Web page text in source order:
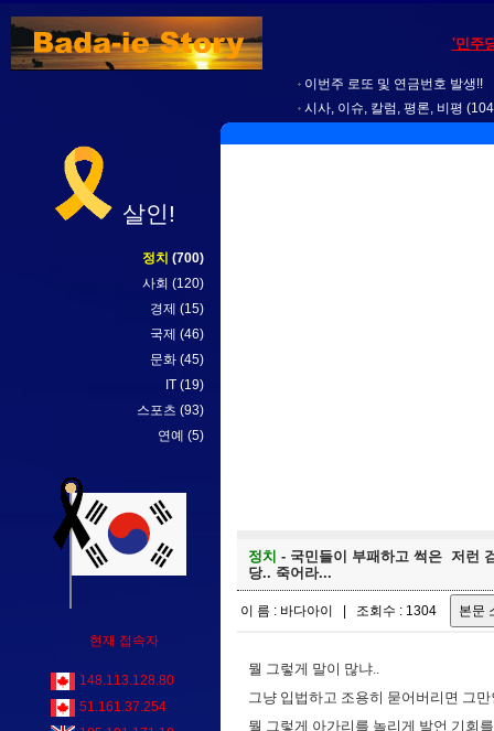
'민주
이번주 로또 및 연금번호 발생!!
시사, 이슈, 칼럼, 평론, 비평
살인!
정치 (700)
사회 (120)
경제 (15)
국제 (46)
문화 (45)
IT (19)
스포츠 (93)
연예 (5)
현재 접속자
148.113.128.80
51.161.37.254
정치 - 국민들이 부패하고 썩은 저런
당.. 죽어라...
이 름 : 바다아이 | 조회수 : 1304
뭘 그렇게 말이 많냐..
그냥 입법하고 조용히 묻어버리면 그만
뭘 그렇게 아가리를 놀리게 발언 기회